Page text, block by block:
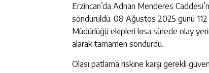
Erzincan’da Adnan Menderes
söndürüldü. 08 Ağustos 2025 günü
Müdürlüğü ekipleri kısa sürede olay
alarak tamamen söndürdü.
Olası patlama riskine karşı gerekli